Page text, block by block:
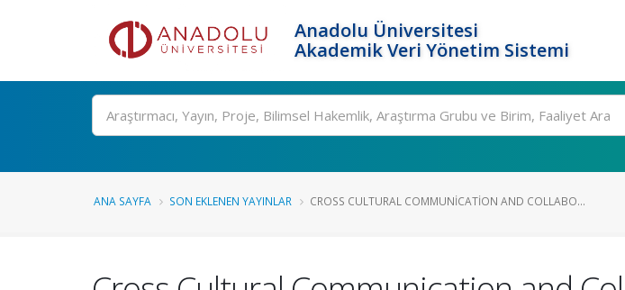
Anadolu Üniversitesi
Akademik Veri Yönetim Sistemi
Ara
ANA SAYFA SON EKLENEN YAYINLAR CROSS CULTURAL COMMUNICATION AND COLLABO...